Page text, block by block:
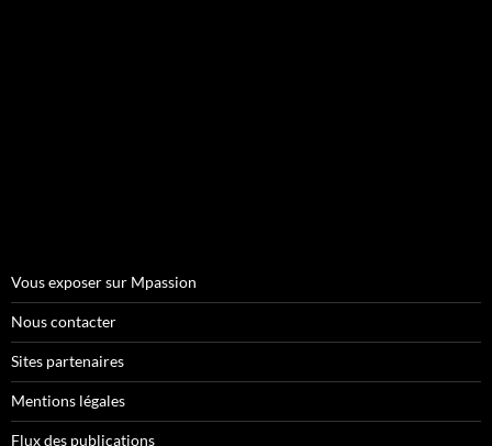
Vous exposer sur Mpassion
Nous contacter
Sites partenaires
Mentions légales
Flux des publications